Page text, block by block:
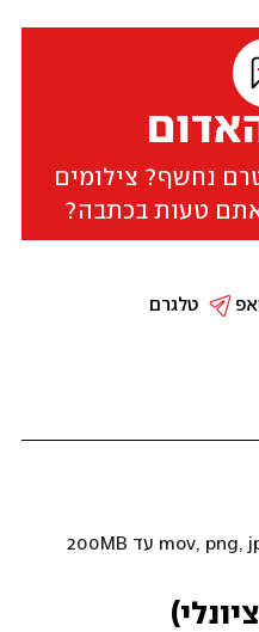
נחשף? צילומים
טעות בכתבה?
טלגרם